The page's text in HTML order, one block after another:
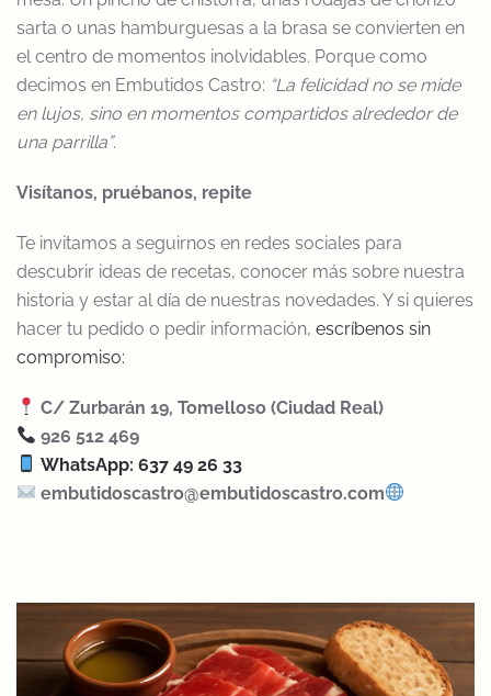
sarta o unas hamburguesas a la brasa se convierten en
el centro de momentos inolvidables. Porque como
decimos en Embutidos Castro: “La felicidad no se mide
en lujos, sino en momentos compartidos alrededor de
una parrilla”.
Visítanos, pruébanos, repite
Te invitamos a seguirnos en redes sociales para
descubrir ideas de recetas, conocer más sobre nuestra
historia y estar al día de nuestras novedades. Y si quieres
hacer tu pedido o pedir información, escríbenos sin
compromiso:
C/ Zurbarán 19, Tomelloso (Ciudad Real)
926 512 469
WhatsApp: 637 49 26 33
embutidoscastro@embutidoscastro.com